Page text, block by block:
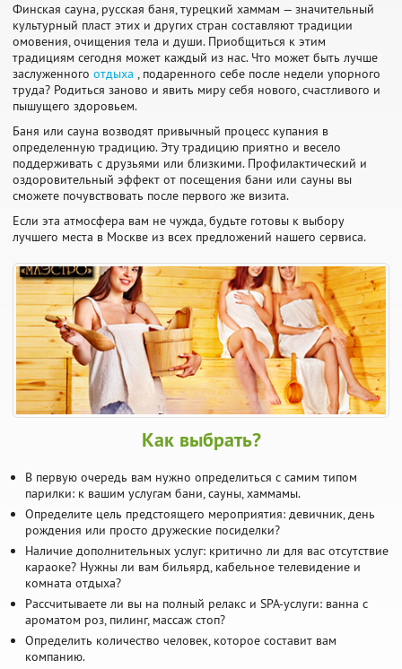
Финская сауна, русская баня, турецкий хаммам — значительный
культурный пласт этих и других стран составляют традиции
омовения, очищения тела и души. Приобщиться к этим
традициям сегодня может каждый из нас. Что может быть лучше
заслуженного отдыха , подаренного себе после недели упорного
труда? Родиться заново и явить миру себя нового, счастливого и
пышущего здоровьем.
Баня или сауна возводят привычный процесс купания в
определенную традицию. Эту традицию приятно и весело
поддерживать с друзьями или близкими. Профилактический и
оздоровительный эффект от посещения бани или сауны вы
сможете почувствовать после первого же визита.
Если эта атмосфера вам не чужда, будьте готовы к выбору
лучшего места в Москве из всех предложений нашего сервиса.
Как выбрать?
В первую очередь вам нужно определиться с самим типом
парилки: к вашим услугам бани, сауны, хаммамы.
Определите цель предстоящего мероприятия: девичник, день
рождения или просто дружеские посиделки?
Наличие дополнительных услуг: критично ли для вас отсутствие
караоке? Нужны ли вам бильярд, кабельное телевидение и
комната отдыха?
Рассчитываете ли вы на полный релакс и SPA-услуги: ванна с
ароматом роз, пилинг, массаж стоп?
Определить количество человек, которое составит вам
компанию.